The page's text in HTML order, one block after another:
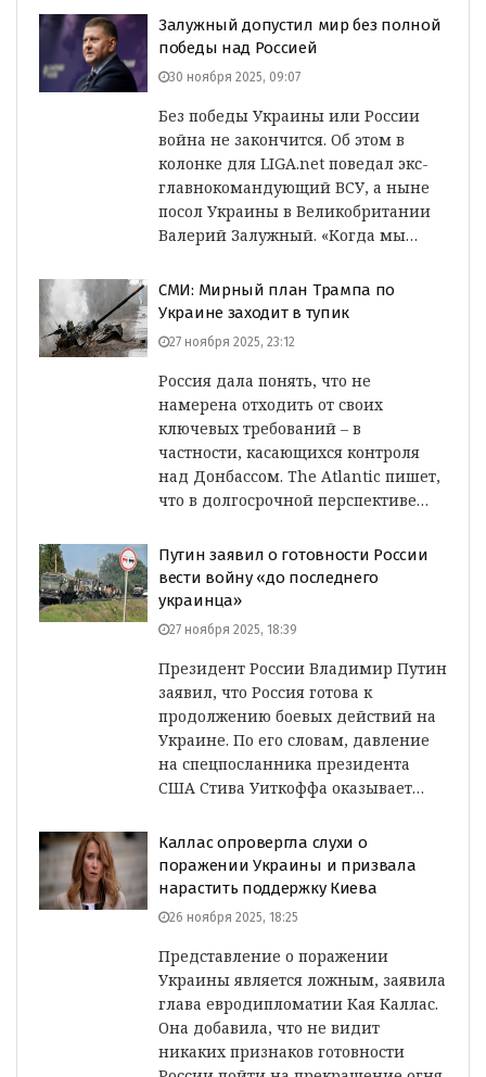
Залужный допустил мир без полной
победы над Россией
30 ноября 2025, 09:07
Без победы Украины или России
война не закончится. Об этом в
колонке для LIGA.net поведал экс-
главнокомандующий ВСУ, а ныне
посол Украины в Великобритании
Валерий Залужный. «Когда мы…
СМИ: Мирный план Трампа по
Украине заходит в тупик
27 ноября 2025, 23:12
Россия дала понять, что не
намерена отходить от своих
ключевых требований – в
частности, касающихся контроля
над Донбассом. The Atlantic пишет,
что в долгосрочной перспективе…
Путин заявил о готовности России
вести войну «до последнего
украинца»
27 ноября 2025, 18:39
Президент России Владимир Путин
заявил, что Россия готова к
продолжению боевых действий на
Украине. По его словам, давление
на спецпосланника президента
США Стива Уиткоффа оказывает…
Каллас опровергла слухи о
поражении Украины и призвала
нарастить поддержку Киева
26 ноября 2025, 18:25
Представление о поражении
Украины является ложным, заявила
глава евродипломатии Кая Каллас.
Она добавила, что не видит
никаких признаков готовности